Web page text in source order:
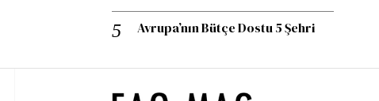
Avrupa’nın Bütçe Dostu 5 Şehri